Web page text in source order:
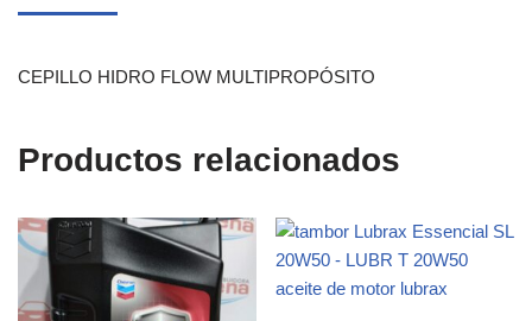
CEPILLO HIDRO FLOW MULTIPROPÓSITO
Productos relacionados